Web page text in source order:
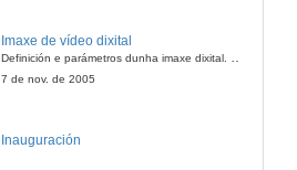
Imaxe de vídeo dixital
7 de nov. de 2005
Inauguración